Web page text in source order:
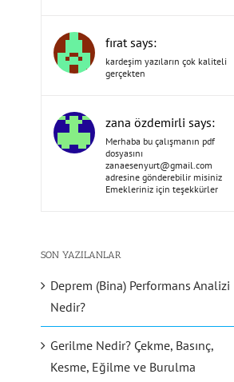
fırat says:
kardeşim yazıların çok kaliteli
gerçekten
zana özdemirli says:
Merhaba bu çalışmanın pdf
dosyasını
zanaesenyurt@gmail.com
adresine gönderebilir misiniz
Emekleriniz için teşekkürler
SON YAZILANLAR
Deprem (Bina) Performans Analizi
Nedir?
Gerilme Nedir? Çekme, Basınç,
Kesme, Eğilme ve Burulma